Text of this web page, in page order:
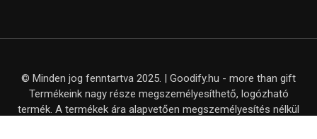
© Minden jog fenntartva 2025. | Goodify.hu - more than gift
Termékeink nagy része megszemélyesíthető, logózható
termék. A termékek ára alapvetően megszemélyesítés nélkül